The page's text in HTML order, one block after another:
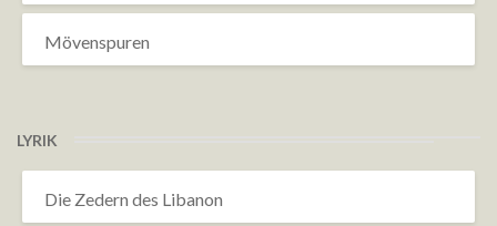
Mövenspuren
LYRIK
Die Zedern des Libanon